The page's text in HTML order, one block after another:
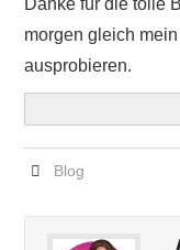
Danke für die tolle
morgen gleich
ausprobieren.
Blog